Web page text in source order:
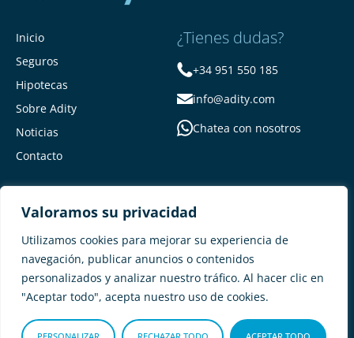
Valoramos su privacidad
Utilizamos cookies para mejorar su experiencia de
navegación, publicar anuncios o contenidos
personalizados y analizar nuestro tráfico. Al hacer clic en
"Aceptar todo", acepta nuestro uso de cookies.
Inicio
Seguros
Hipotecas
Sobre Adity
Noticias
Contacto
¿Tienes dudas?
+34 951 550 185
info@adity.com
Chatea con nosotros
Adity Seguros – Mapa del Sitio –